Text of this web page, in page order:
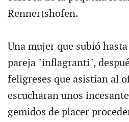
Rennertshofen.
Una mujer que subió
pareja "inflagranti",
feligreses que asistían al
escucharan unos
gemidos de placer